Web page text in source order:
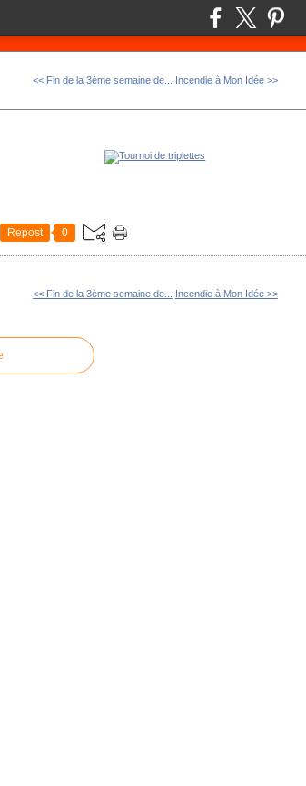
<< Fin de la 3ème semaine de... Incendie à Mon Idée >>
Repost 0
<< Fin de la 3ème semaine de... Incendie à Mon Idée >>